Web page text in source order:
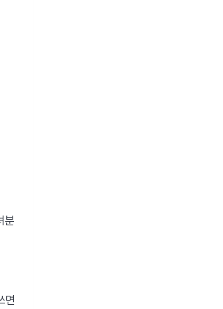
분
면